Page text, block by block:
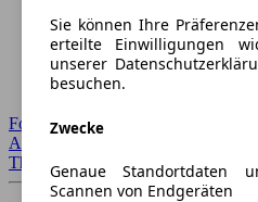
Forum Startseite
Alle Auto-Foren
Themen-Forum
Sie können Ihre
erteilte Einwilligungen
unserer
besuchen.
Zwecke
Genaue Standortdaten
Scannen von Endgeräten